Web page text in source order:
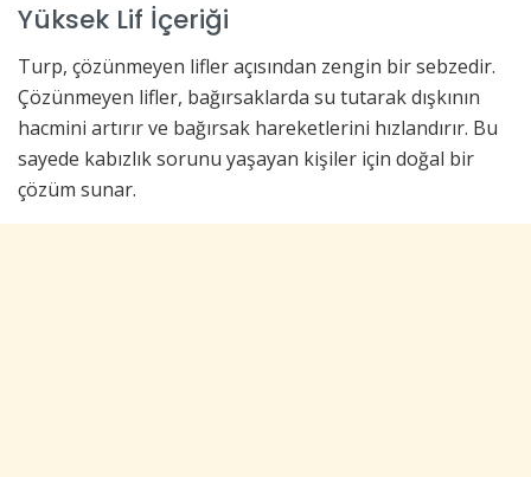
Yüksek Lif İçeriği
Turp, çözünmeyen lifler açısından zengin bir sebzedir.
Çözünmeyen lifler, bağırsaklarda su tutarak dışkının
hacmini artırır ve bağırsak hareketlerini hızlandırır. Bu
sayede kabızlık sorunu yaşayan kişiler için doğal bir
çözüm sunar.